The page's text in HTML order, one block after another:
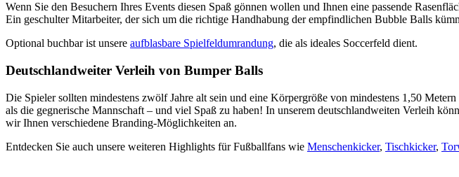
Wenn Sie den Besuchern Ihres Events diesen Spaß gönnen wollen und Ihnen eine passende
Ein geschulter Mitarbeiter, der sich um die richtige Handhabung der empfindlichen Bubble Balls
Optional buchbar ist unsere aufblasbare Spielfeldumrandung, die als ideales Soccerfeld dient.
Deutschlandweiter Verleih von Bumper Balls
Die Spieler sollten mindestens zwölf Jahre alt sein und eine Körpergröße von mindestens 1,50
als die gegnerische Mannschaft – und viel Spaß zu haben! In unserem deutschlandweiten Verleih
wir Ihnen verschiedene Branding-Möglichkeiten an.
Entdecken Sie auch unsere weiteren Highlights für Fußballfans wie Menschenkicker, Tischkicker,